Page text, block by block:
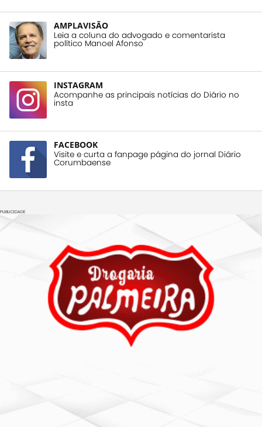
AMPLAVISÃO
Leia a coluna do advogado e comentarista
político Manoel Afonso
INSTAGRAM
Acompanhe as principais notícias do Diário no
insta
FACEBOOK
Visite e curta a fanpage página do jornal Diário
Corumbaense
PUBLICIDADE